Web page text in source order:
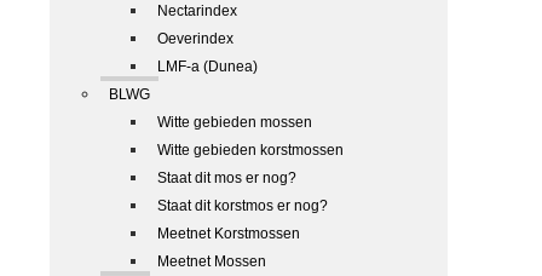
Nectarindex
Oeverindex
LMF-a (Dunea)
BLWG
Witte gebieden mossen
Witte gebieden korstmossen
Staat dit mos er nog?
Staat dit korstmos er nog?
Meetnet Korstmossen
Meetnet Mossen